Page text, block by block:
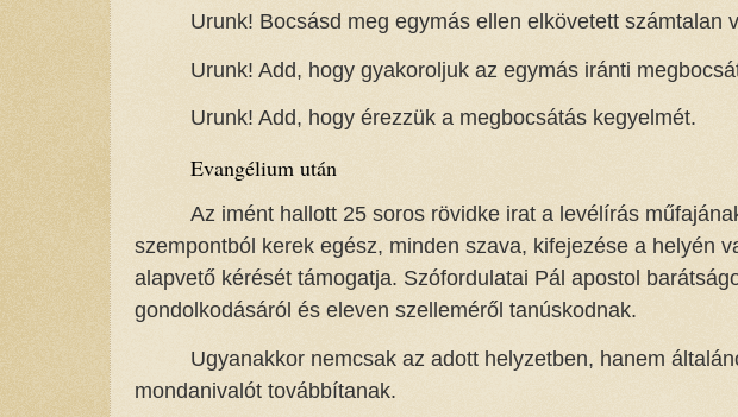
Urunk! Bocsásd meg egymás ellen elkövetett számtalan
Urunk! Add, hogy gyakoroljuk az egymás iránti
Urunk! Add, hogy érezzük a megbocsátás kegyelmét.
Evangélium után
Az imént hallott 25 soros rövidke irat a levélírás
szempontból kerek egész, minden szava, kifejezése a helyén
alapvető kérését támogatja. Szófordulatai Pál apostol
gondolkodásáról és eleven szelleméről tanúskodnak.
Ugyanakkor nemcsak az adott helyzetben, hanem
mondanivalót továbbítanak.